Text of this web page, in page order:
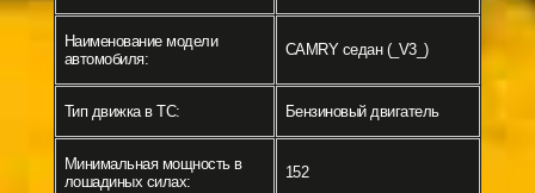
Наименование модели
автомобиля:
CAMRY седан (_V3_)
Тип движка в ТС: Бензиновый двигатель
Минимальная мощность в
лошадиных силах:
152